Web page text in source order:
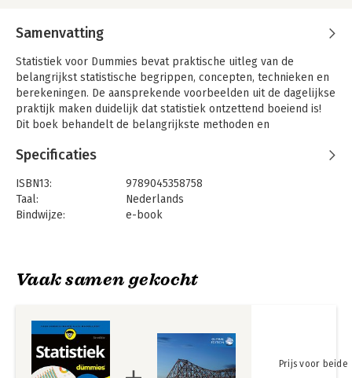
Samenvatting
Statistiek voor Dummies bevat praktische uitleg van de
belangrijkst statistische begrippen, concepten, technieken en
berekeningen. De aansprekende voorbeelden uit de dagelijkse
praktijk maken duidelijk dat statistiek ontzettend boeiend is!
Dit boek behandelt de belangrijkste methoden en
revue passeren. Het vertelt in duidelijke taal hoe je grafieken
betrouwbare schattingen doet, hypotheses test en nog veel
meer.
Specificaties
ISBN13:
9789045358758
Taal:
Nederlands
Bindwijze:
e-book
Verschijningsdatum:
9-7-2024
Vaak samen gekocht
Prijs voor beide